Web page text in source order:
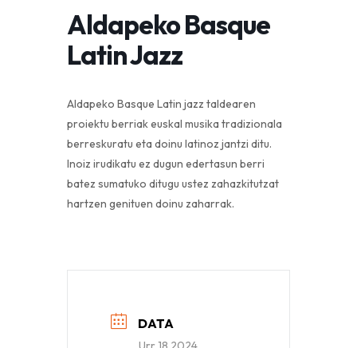
Aldapeko Basque
Latin Jazz
Aldapeko Basque Latin jazz taldearen
proiektu berriak euskal musika tradizionala
berreskuratu eta doinu latinoz jantzi ditu.
Inoiz irudikatu ez dugun edertasun berri
batez sumatuko ditugu ustez zahazkitutzat
hartzen genituen doinu zaharrak.
DATA